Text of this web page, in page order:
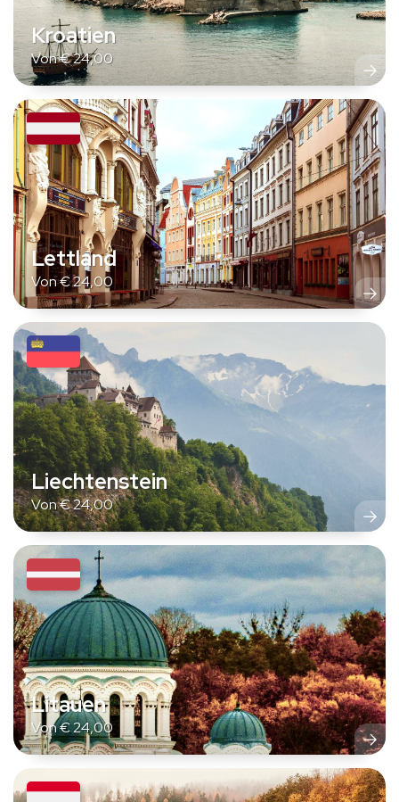
Kroatien
Von€24,00
Lettland
Von€24,00
Liechtenstein
Von€24,00
Litauen
Von€24,00